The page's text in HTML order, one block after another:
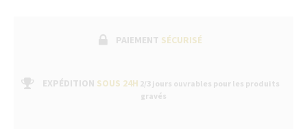
PAIEMENT SÉCURISÉ
EXPÉDITION SOUS 24H 2/3 jours ouvrables pour les produits
gravés